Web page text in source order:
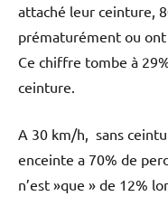
attaché leur ceinture,
prématurément ou
Ce chiffre tombe à
ceinture.
A 30 km/h, sans
enceinte a 70% de
n’est »que » de 12%